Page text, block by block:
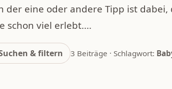
der eine oder andere Tipp ist dabei,
schon viel erlebt....
& filtern 3 Beiträge · Schlagwort: